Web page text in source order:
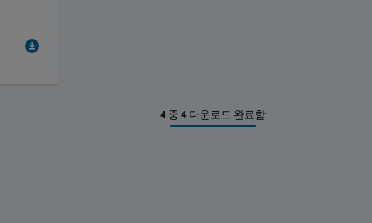
4중 4다운로드 완료함